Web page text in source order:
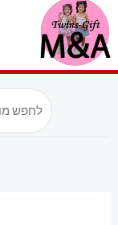
דילוג
לתוכן